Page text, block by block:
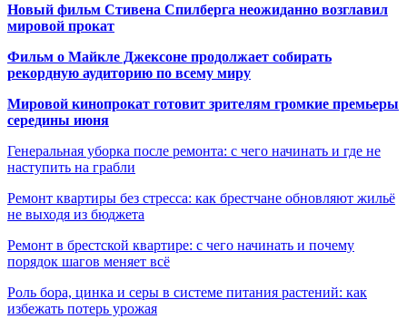
Новый фильм Стивена Спилберга неожиданно возглавил
мировой прокат
Фильм о Майкле Джексоне продолжает собирать
рекордную аудиторию по всему миру
Мировой кинопрокат готовит зрителям громкие премьеры
середины июня
Генеральная уборка после ремонта: с чего начинать и где не
наступить на грабли
Ремонт квартиры без стресса: как брестчане обновляют жильё
не выходя из бюджета
Ремонт в брестской квартире: с чего начинать и почему
порядок шагов меняет всё
Роль бора, цинка и серы в системе питания растений: как
избежать потерь урожая